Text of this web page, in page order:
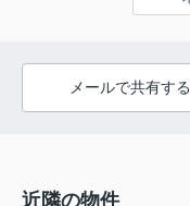
メールで共有する
近隣の物件